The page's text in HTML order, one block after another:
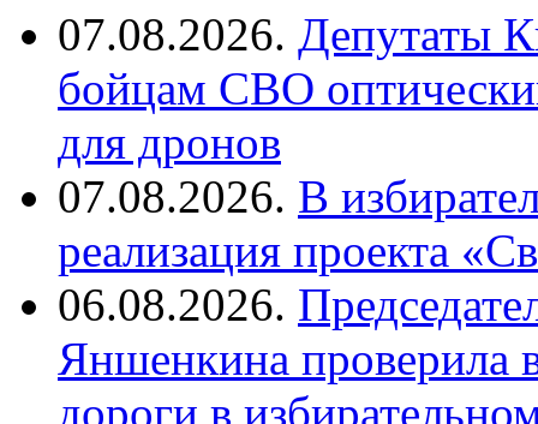
07.08.2026. Депутаты
бойцам СВО
для дронов
07.08.2026. В
реализация проекта
06.08.2026.
Яншенкина проверила
дороги в